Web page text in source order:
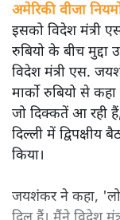
अमेरिकी वीजा
इसको विदेश मंत्री
रुबियो के बीच
विदेश मंत्री एस.
मार्को रुबियो से
जो दिक्कतें आ रही
दिल्ली में
किया।
जयशंकर ने कहा,